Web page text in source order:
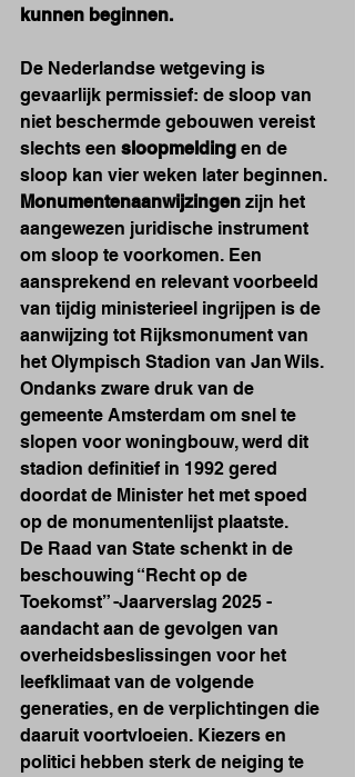
kunnen beginnen.
De Nederlandse wetgeving is
gevaarlijk permissief: de sloop van
niet beschermde gebouwen vereist
slechts een sloopmelding en de
sloop kan vier weken later beginnen.
Monumentenaanwijzingen zijn het
aangewezen juridische instrument
om sloop te voorkomen. Een
aansprekend en relevant voorbeeld
van tijdig ministerieel ingrijpen is de
aanwijzing tot Rijksmonument van
het Olympisch Stadion van Jan Wils.
Ondanks zware druk van de
gemeente Amsterdam om snel te
slopen voor woningbouw, werd dit
stadion definitief in 1992 gered
doordat de Minister het met spoed
op de monumentenlijst plaatste.
De Raad van State schenkt in de
beschouwing “Recht op de
Toekomst” -Jaarverslag 2025 -
aandacht aan de gevolgen van
overheidsbeslissingen voor het
leefklimaat van de volgende
generaties, en de verplichtingen die
daaruit voortvloeien. Kiezers en
politici hebben sterk de neiging te